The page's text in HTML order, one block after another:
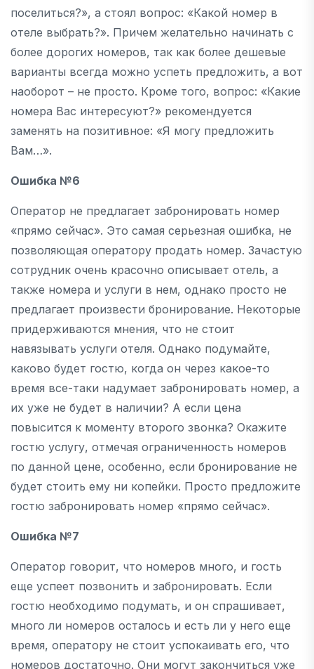
поселиться?», а стоял вопрос: «Какой номер в
отеле выбрать?». Причем желательно начинать с
более дорогих номеров, так как более дешевые
варианты всегда можно успеть предложить, а вот
наоборот – не просто. Кроме того, вопрос: «Какие
номера Вас интересуют?» рекомендуется
заменять на позитивное: «Я могу предложить
Вам…».
Ошибка №6
Оператор не предлагает забронировать номер
«прямо сейчас». Это самая серьезная ошибка, не
позволяющая оператору продать номер. Зачастую
сотрудник очень красочно описывает отель, а
также номера и услуги в нем, однако просто не
предлагает произвести бронирование. Некоторые
придерживаются мнения, что не стоит
навязывать услуги отеля. Однако подумайте,
каково будет гостю, когда он через какое-то
время все-таки надумает забронировать номер, а
их уже не будет в наличии? А если цена
повысится к моменту второго звонка? Окажите
гостю услугу, отмечая ограниченность номеров
по данной цене, особенно, если бронирование не
будет стоить ему ни копейки. Просто предложите
гостю забронировать номер «прямо сейчас».
Ошибка №7
Оператор говорит, что номеров много, и гость
еще успеет позвонить и забронировать. Если
гостю необходимо подумать, и он спрашивает,
много ли номеров осталось и есть ли у него еще
время, оператору не стоит успокаивать его, что
номеров достаточно. Они могут закончиться уже